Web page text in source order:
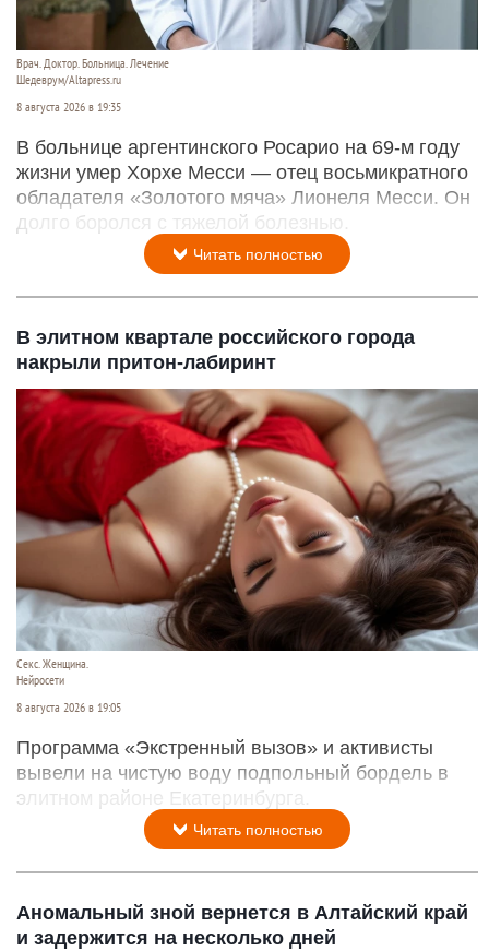
Врач. Доктор. Больница. Лечение
Шедеврум/Altapress.ru
8 августа 2026 в 19:35
В больнице аргентинского Росарио на 69-м году
жизни умер Хорхе Месси — отец восьмикратного
обладателя «Золотого мяча» Лионеля Месси. Он
долго боролся с тяжелой болезнью.
Читать полностью
В элитном квартале российского города
накрыли притон-лабиринт
Секс. Женщина.
Нейросети
8 августа 2026 в 19:05
Программа «Экстренный вызов» и активисты
вывели на чистую воду подпольный бордель в
элитном районе Екатеринбурга.
Читать полностью
Аномальный зной вернется в Алтайский край
и задержится на несколько дней